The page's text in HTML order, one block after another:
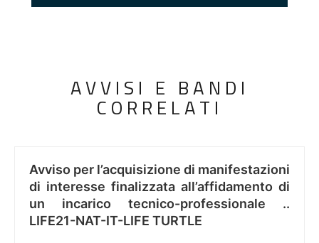
AVVISI E BANDI
CORRELATI
Avviso per l’acquisizione di manifestazioni
di interesse finalizzata all’affidamento di
un incarico tecnico-professionale ..
LIFE21-NAT-IT-LIFE TURTLE